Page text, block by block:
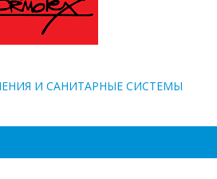
И САНИТАРНЫЕ СИСТЕМЫ